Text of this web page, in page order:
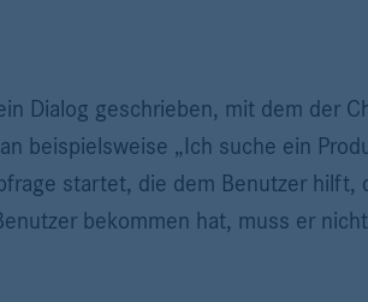
Dialog geschrieben, mit dem der
beispielsweise „Ich suche ein
startet, die dem Benutzer hilft,
bekommen hat, muss er